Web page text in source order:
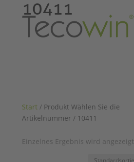
Start/ Produkt Wählen Sie die
Artikelnummer / 10411
10411
Einzelnes Ergebnis wird angezeigt